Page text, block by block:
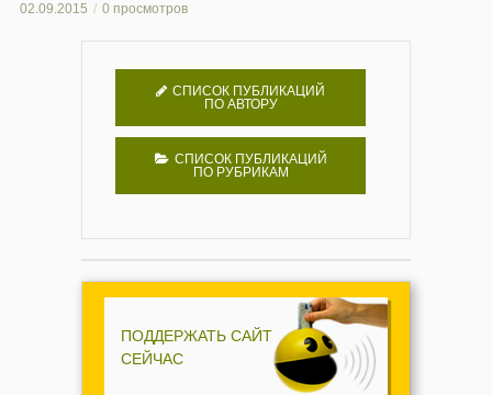
02.09.2015 0 просмотров
СПИСОК ПУБЛИКАЦИЙ
ПО АВТОРУ
СПИСОК ПУБЛИКАЦИЙ
ПО РУБРИКАМ
ПОДДЕРЖАТЬ САЙТ
СЕЙЧАС